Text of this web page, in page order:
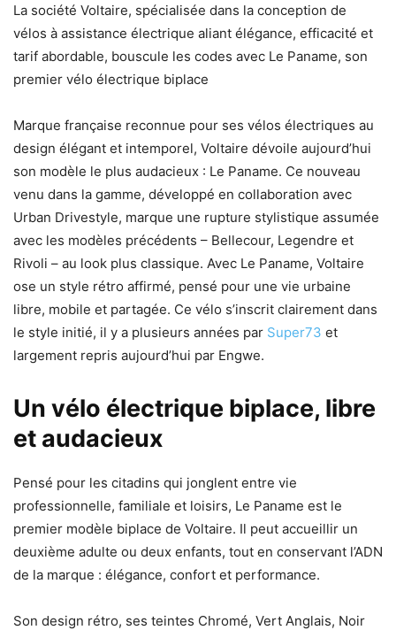
La société Voltaire, spécialisée dans la conception de
vélos à assistance électrique aliant élégance, efficacité et
tarif abordable, bouscule les codes avec Le Paname, son
premier vélo électrique biplace
Marque française reconnue pour ses vélos électriques au
design élégant et intemporel, Voltaire dévoile aujourd’hui
son modèle le plus audacieux : Le Paname. Ce nouveau
venu dans la gamme, développé en collaboration avec
Urban Drivestyle, marque une rupture stylistique assumée
avec les modèles précédents – Bellecour, Legendre et
Rivoli – au look plus classique. Avec Le Paname, Voltaire
ose un style rétro affirmé, pensé pour une vie urbaine
libre, mobile et partagée. Ce vélo s’inscrit clairement dans
le style initié, il y a plusieurs années par Super73 et
largement repris aujourd’hui par Engwe.
Un vélo électrique biplace, libre
et audacieux
Pensé pour les citadins qui jonglent entre vie
professionnelle, familiale et loisirs, Le Paname est le
premier modèle biplace de Voltaire. Il peut accueillir un
deuxième adulte ou deux enfants, tout en conservant l’ADN
de la marque : élégance, confort et performance.
Son design rétro, ses teintes Chromé, Vert Anglais, Noir